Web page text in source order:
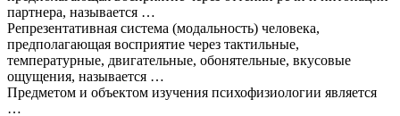
партнера, называется …
Репрезентативная система (модальность) человека,
предполагающая восприятие через тактильные,
температурные, двигательные, обонятельные, вкусовые
ощущения, называется …
Предметом и объектом изучения психофизиологии является
…